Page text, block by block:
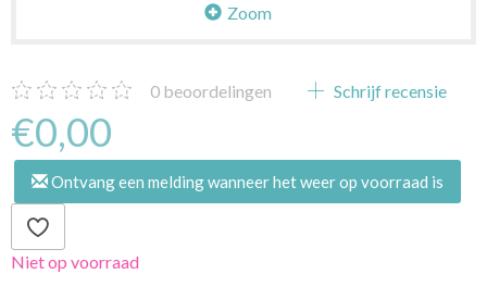
Zoom
0 beoordelingen Schrijf recensie
€0,00
Ontvang een melding wanneer het weer op voorraad is
Niet op voorraad